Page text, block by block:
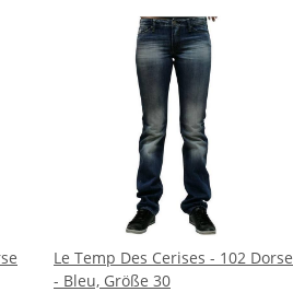
Le Temp Des Cerises - 102 Dorse
- Bleu, Größe 30